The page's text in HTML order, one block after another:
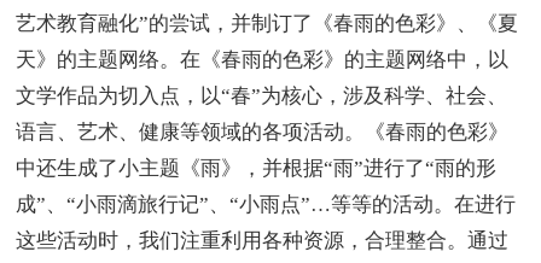
艺术教育融化”的尝试，并制订了《春雨的色彩》、《夏
天》的主题网络。在《春雨的色彩》的主题网络中，以
文学作品为切入点，以“春”为核心，涉及科学、社会、
语言、艺术、健康等领域的各项活动。《春雨的色彩》
中还生成了小主题《雨》，并根据“雨”进行了“雨的形
成”、“小雨滴旅行记”、“小雨点”…等等的活动。在进行
这些活动时，我们注重利用各种资源，合理整合。通过